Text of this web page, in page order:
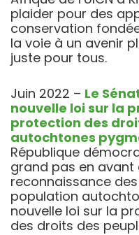
plaider pour des
conservation
la voie à un avenir
juste pour tous.
Juin 2022 – Le
nouvelle loi sur la
protection des
autochtones
République
grand pas en avant
reconnaissance
population
nouvelle loi sur la
des droits des